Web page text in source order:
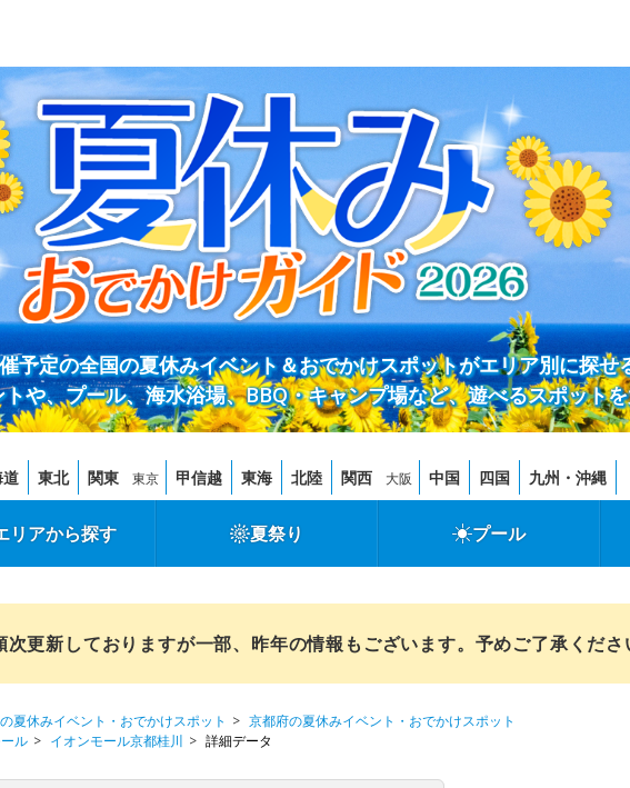
予定の全国の夏休みイベント＆おでかけスポットがエリア別に探せ
や、プール、海水浴場、BBQ・キャンプ場など、遊べるスポット
東北 関東 東京 甲信越 東海 北陸 関西 大阪 中国 四国 九州・沖縄
リアから探す 夏祭り プール
更新しておりますが一部、昨年の情報もございます。予めご了承くださ
夏休みイベント・おでかけスポット
京都府の夏休みイベント・おでかけスポット
ル
イオンモール京都桂川 詳細データ